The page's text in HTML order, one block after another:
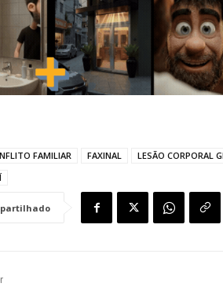
FAMILIAR FAXINAL LESÃO CORPORAL